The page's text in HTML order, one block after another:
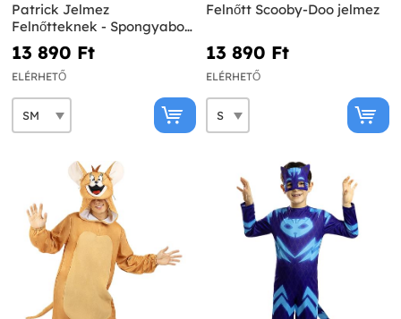
Patrick Jelmez
Felnőtteknek - Spongyabob
Kockanadrág
13 890 Ft‎
ELÉRHETŐ
Felnőtt Scooby-Doo jelmez
13 890 Ft‎
ELÉRHETŐ